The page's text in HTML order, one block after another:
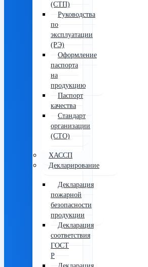
(СТП)
Руководства
по
эксплуатации
(РЭ)
Оформление
паспорта
на
продукцию
Паспорт
качества
Стандарт
организации
(СТО)
ХАССП
Декларирование
Декларация
пожарной
безопасности
продукции
Декларация
соответствия
ГОСТ
Р